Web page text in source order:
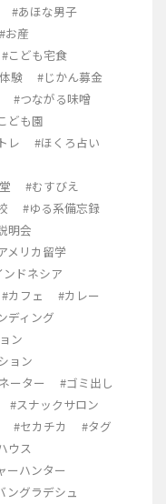
#あほな男子
#お産
#こども宅食
験
#じかん募金
#つながる味噌
ども園
レ
#ほくろ占い
#むすびえ
#ゆる系備忘録
明会
メリカ留学
ンドネシア
#カフェ
#カレー
ディング
ン
ョン
ーター
#ゴミ出し
#スナックサロン
#セカチカ
#タグ
ウス
ーハンター
ングラデシュ